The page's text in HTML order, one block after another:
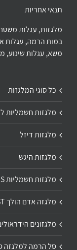
תנאי אחריות
מלגזות, עגלות
במות הרמה, עגלות
משא, עגלות שינוע,
כל סוגי המלגזות
מלגזות חשמליות
מלגזות דיזל
מלגזות היגש
מלגזות חשמליות DS
מלגזה אדם הולך ST
מלגזונים
סל הרמה למלגזה